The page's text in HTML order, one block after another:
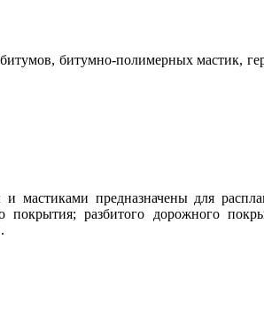
битумно-полимерных мастик,
мастиками предназначены для
разбитого дорожного